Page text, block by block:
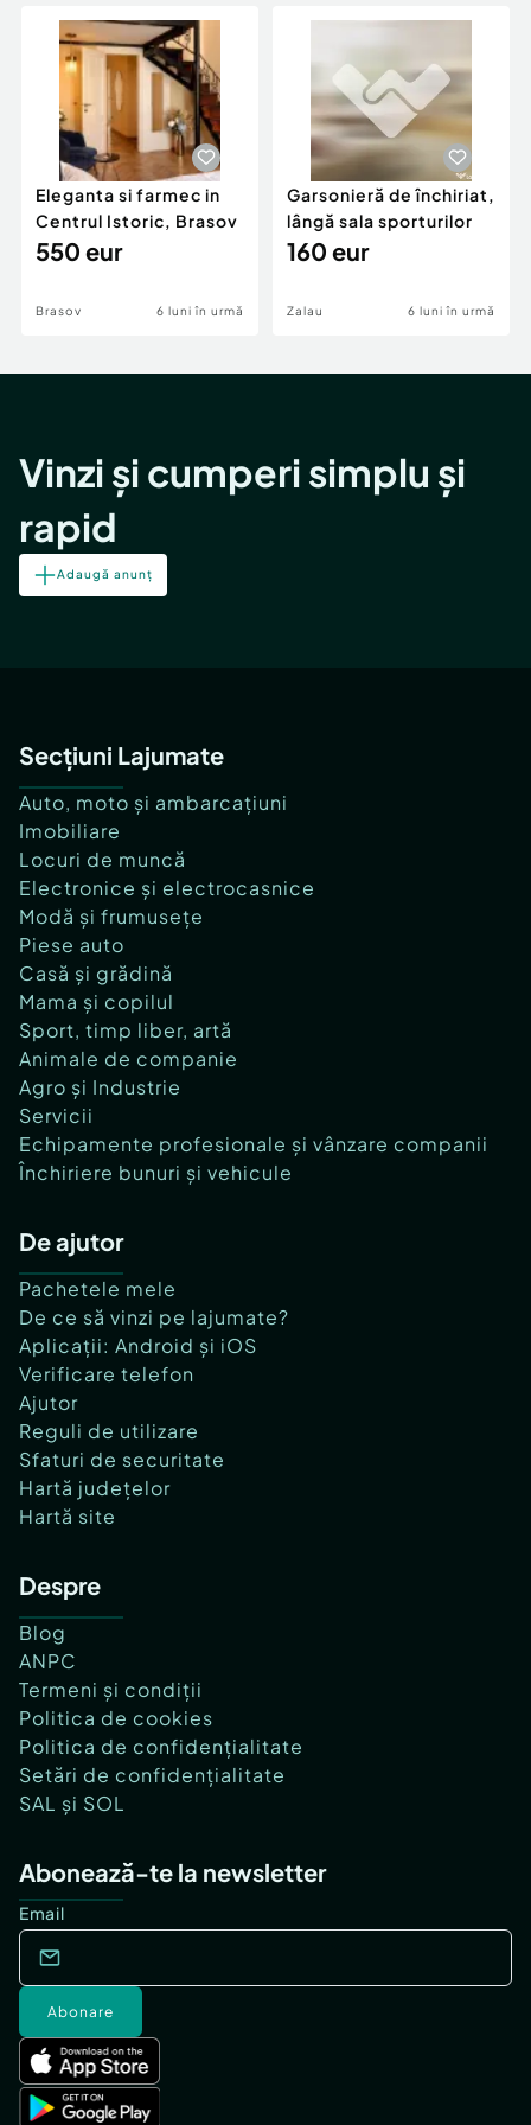
Servicii
Animale de companie
Afaceri și echipamente profesionale
Inchiriere Bunuri si Vehicule
Utilaje agricole si industriale
Piese auto si accesorii
Dacia Duster
Eleganta si farmec in
Centrul Istoric, Brasov
550 eur
Brasov 6 luni în urmă
Garsonieră de închiriat,
lângă sala sporturilor
160 eur
Zalau 6 luni în urmă
Vinzi și cumperi simplu și
rapid
Adaugă anunț
Secțiuni Lajumate
Auto, moto și ambarcațiuni
Imobiliare
Locuri de muncă
Electronice și electrocasnice
Modă și frumusețe
Piese auto
Casă și grădină
Mama și copilul
Sport, timp liber, artă
Animale de companie
Agro și Industrie
Servicii
Echipamente profesionale și vânzare companii
Închiriere bunuri și vehicule
De ajutor
Pachetele mele
De ce să vinzi pe lajumate?
Aplicații: Android și iOS
Verificare telefon
Ajutor
Reguli de utilizare
Sfaturi de securitate
Hartă județelor
Hartă site
Despre
Blog
ANPC
Termeni și condiții
Politica de cookies
Politica de confidențialitate
Setări de confidențialitate
SAL și SOL
Abonează-te la newsletter
Email
Abonare